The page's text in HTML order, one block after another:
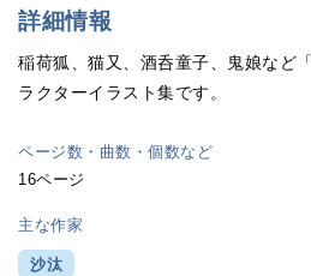
詳細情報
稲荷狐、猫又、酒呑童子、鬼娘など
ラクターイラスト集です。
ページ数・曲数・個数など
16ページ
主な作家
沙汰